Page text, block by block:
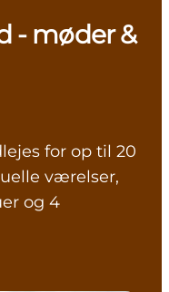
- møder &
for op til 20
værelser,
og 4